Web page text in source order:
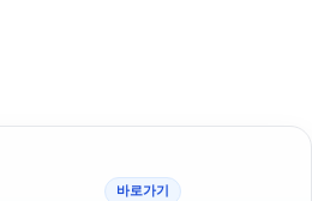
바로가기